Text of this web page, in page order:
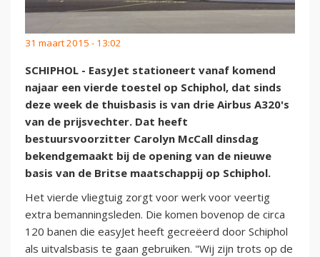
31 maart 2015 - 13:02
SCHIPHOL - EasyJet stationeert vanaf komend
najaar een vierde toestel op Schiphol, dat sinds
deze week de thuisbasis is van drie Airbus A320's
van de prijsvechter. Dat heeft
bestuursvoorzitter Carolyn McCall dinsdag
bekendgemaakt bij de opening van de nieuwe
basis van de Britse maatschappij op Schiphol.
Het vierde vliegtuig zorgt voor werk voor veertig
extra bemanningsleden. Die komen bovenop de circa
120 banen die easyJet heeft gecreëerd door Schiphol
als uitvalsbasis te gaan gebruiken. "Wij zijn trots op de